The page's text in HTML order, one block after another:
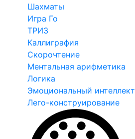
Шахматы
Игра Го
ТРИЗ
Каллиграфия
Скорочтение
Ментальная арифметика
Логика
Эмоциональный интеллект
Лего-конструирование